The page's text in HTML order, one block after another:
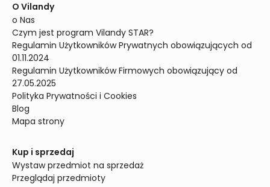
O Vilandy
o Nas
Czym jest program Vilandy STAR?
Regulamin Użytkowników Prywatnych obowiązujących od
01.11.2024
Regulamin Użytkowników Firmowych obowiązujący od
27.05.2025
Polityka Prywatności i Cookies
Blog
Mapa strony
Kup i sprzedaj
Wystaw przedmiot na sprzedaż
Przeglądaj przedmioty